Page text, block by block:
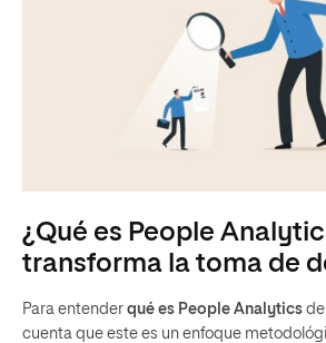
¿Qué es People
transforma la toma de
Para entender qué es People Analytics
cuenta que este es un enfoque